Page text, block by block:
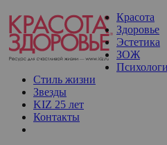
Красота
Здоровье
Эстетика
ЗОЖ
Стиль жизни
Звезды
KIZ 25 лет
Контакты